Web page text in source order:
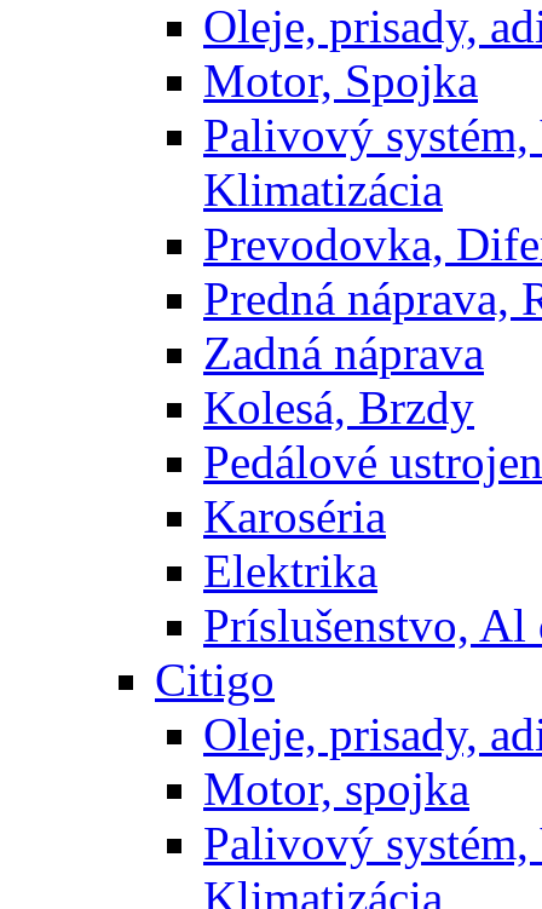
Oleje, prisady,
Motor, Spojka
Palivový
Klimatizácia
Prevodovka,
Predná náprava,
Zadná náprava
Kolesá, Brzdy
Pedálové
Karoséria
Elektrika
Príslušenstvo, Al
Citigo
Oleje, prisady,
Motor, spojka
Palivový
Klimatizácia